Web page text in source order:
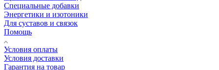
Специальные добавки
Энергетики и изотоники
Для суставов и связок
Помощь
Условия оплаты
Условия доставки
Гарантия на товар